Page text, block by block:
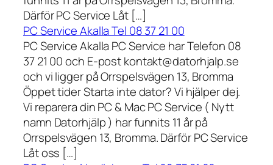
Därför PC Service Låt […]
PC Service Akalla Tel 08 37 21 00
PC Service Akalla PC Service har Telefon 08
37 21 00 och E-post kontakt@datorhjalp.se
och vi ligger på Orrspelsvägen 13, Bromma
Öppet tider Starta inte dator? Vi hjälper dej.
Vi reparera din PC & Mac PC Service ( Nytt
namn Datorhjälp ) har funnits 11 år på
Orrspelsvägen 13, Bromma. Därför PC Service
Låt oss […]